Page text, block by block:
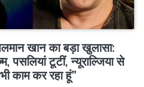
खान का बड़ा खुलासा:
पसलियां टूटीं, न्यूराल्जिया से
काम कर रहा हूं”